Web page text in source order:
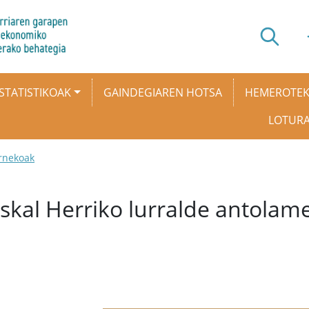
GAINDEGIAREN HOTSA
Herriko lurralde